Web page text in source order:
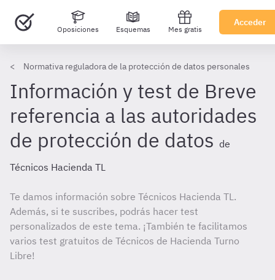
Oposiciones Esquemas Mes gratis
Acceder
Normativa reguladora de la protección de datos personales
Información y test de Breve
referencia a las autoridades
de protección de datos de
Técnicos Hacienda TL
Te damos información sobre Técnicos Hacienda TL.
Además, si te suscribes, podrás hacer test
personalizados de este tema. ¡También te facilitamos
varios test gratuitos de Técnicos de Hacienda Turno
Libre!